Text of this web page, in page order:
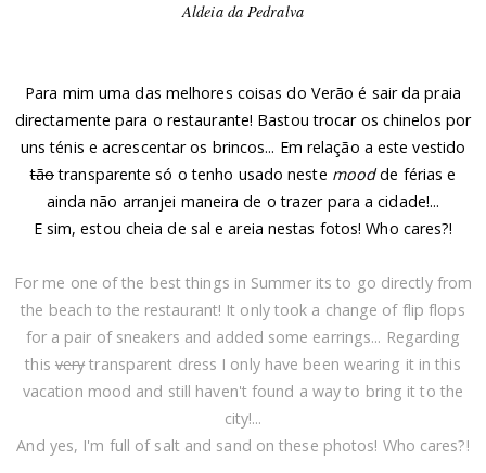
Aldeia da Pedralva
Para mim uma das melhores coisas do Verão é sair da praia
directamente para o restaurante! Bastou trocar os chinelos por
uns ténis e acrescentar os brincos... Em relação a este vestido
tãotransparente só o tenho usado neste moodde férias e
ainda não arranjei maneira de o trazer para a cidade!...
E sim, estou cheia de sal e areia nestas fotos! Who cares?!
For me one of the best things in Summer its to go directly from
the beach to the restaurant! It only took a change of flip flops
for a pair of sneakers and added some earrings... Regarding
this verytransparent dress I only have been wearing it in this
vacation mood and still haven't found a way to bring it to the
city!...
And yes, I'm full of salt and sand on these photos! Who cares?!